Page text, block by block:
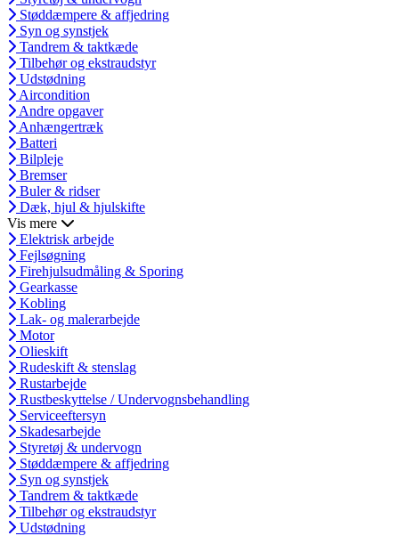
Støddæmpere & affjedring
Syn og synstjek
Tandrem & taktkæde
Tilbehør og ekstraudstyr
Udstødning
Aircondition
Andre opgaver
Anhængertræk
Batteri
Bilpleje
Bremser
Buler & ridser
Dæk, hjul & hjulskifte
Vis mere
Elektrisk arbejde
Fejlsøgning
Firehjulsudmåling & Sporing
Gearkasse
Kobling
Lak- og malerarbejde
Motor
Olieskift
Rudeskift & stenslag
Rustarbejde
Rustbeskyttelse / Undervognsbehandling
Serviceeftersyn
Skadesarbejde
Styretøj & undervogn
Støddæmpere & affjedring
Syn og synstjek
Tandrem & taktkæde
Tilbehør og ekstraudstyr
Udstødning